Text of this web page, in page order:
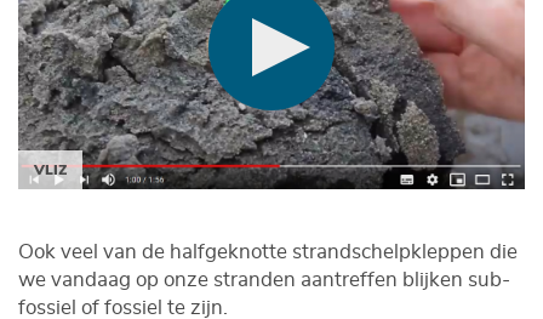
VLIZ
Ook veel van de halfgeknotte strandschelpkleppen die
we vandaag op onze stranden aantreffen blijken sub-
fossiel of fossiel te zijn.